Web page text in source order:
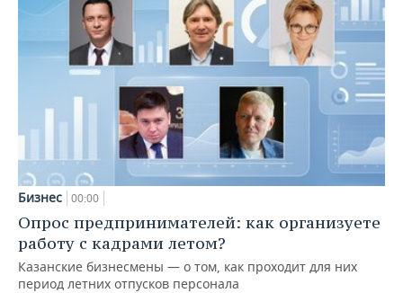
Бизнес 00:00
Опрос предпринимателей: как организуете
работу с кадрами летом?
Казанские бизнесмены — о том, как проходит для них
период летних отпусков персонала